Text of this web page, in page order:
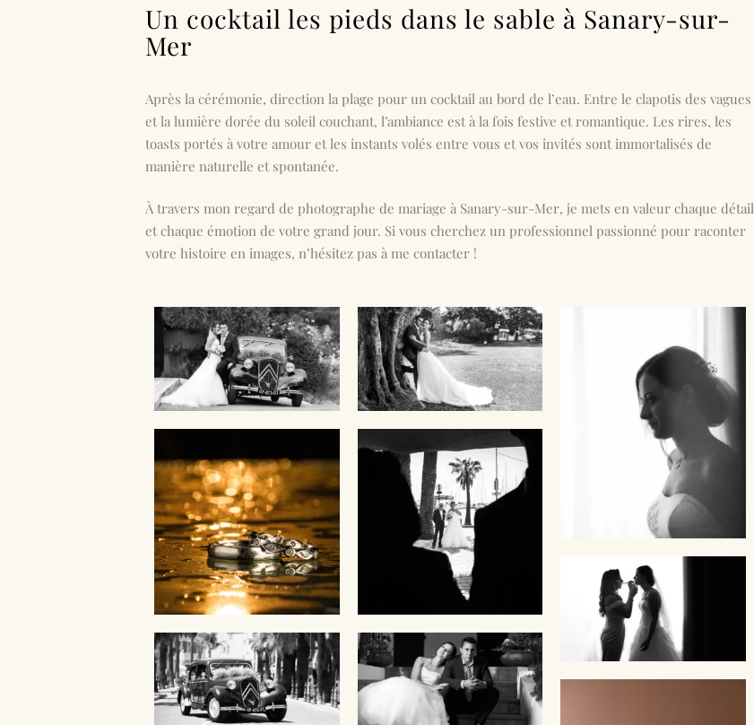
Un cocktail les pieds dans le sable à Sanary-sur-
Mer
Après la cérémonie, direction la plage pour un cocktail au bord de l’eau. Entre le clapotis des vagues
et la lumière dorée du soleil couchant, l’ambiance est à la fois festive et romantique. Les rires, les
toasts portés à votre amour et les instants volés entre vous et vos invités sont immortalisés de
manière naturelle et spontanée.
À travers mon regard de photographe de mariage à Sanary-sur-Mer, je mets en valeur chaque détail
et chaque émotion de votre grand jour. Si vous cherchez un professionnel passionné pour raconter
votre histoire en images, n’hésitez pas à me contacter !